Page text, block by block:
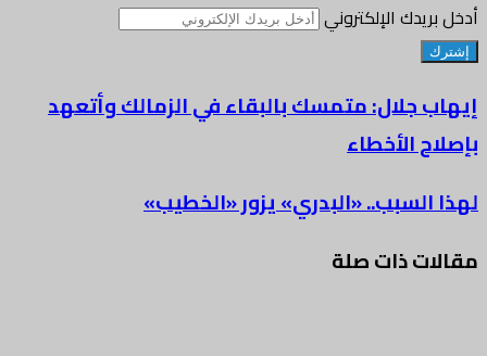
أدخل بريدك الإلكتروني
إيهاب جلال: متمسك بالبقاء في الزمالك وأتعهد
بإصلاح الأخطاء
لهذا السبب.. «البدري» يزور «الخطيب»
مقالات ذات صلة